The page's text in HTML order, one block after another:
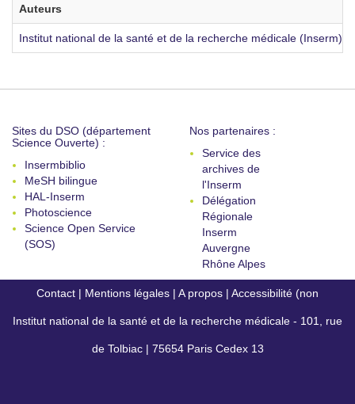
Auteurs
Institut national de la santé et de la recherche médicale (Inserm)
Sites du DSO (département
Science Ouverte) :
Insermbiblio
MeSH bilingue
HAL-Inserm
Photoscience
Science Open Service
(SOS)
Nos partenaires :
Service des
archives de
l'Inserm
Délégation
Régionale
Inserm
Auvergne
Rhône Alpes
Contact | Mentions légales | A propos | Accessibilité (non
conforme)
Institut national de la santé et de la recherche médicale - 101, rue
de Tolbiac | 75654 Paris Cedex 13